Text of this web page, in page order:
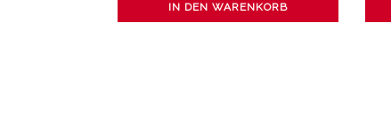
IN DEN WARENKORB